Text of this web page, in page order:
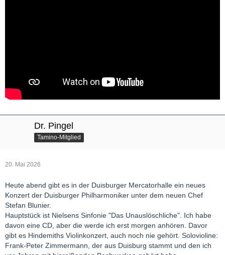
Dr. Pingel
Tamino-Mitglied
20. Mai 2026
Heute abend gibt es in der Duisburger Mercatorhalle ein neues
Konzert der Duisburger Philharmoniker unter dem neuen Chef
Stefan Blunier.
Hauptstück ist Nielsens Sinfonie "Das Unauslöschliche". Ich habe
davon eine CD, aber die werde ich erst morgen anhören. Davor
gibt es Hindemiths Violinkonzert, auch noch nie gehört. Solovioline:
Frank-Peter Zimmermann, der aus Duisburg stammt und den ich